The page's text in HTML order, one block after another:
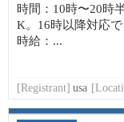
時間：10時〜20時
K。16時以降対応で
時給：...
[Registrant] usa